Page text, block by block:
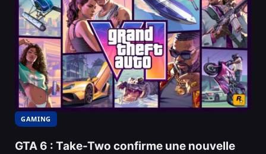
GAMING
GTA 6 : Take-Two confirme une nouvelle